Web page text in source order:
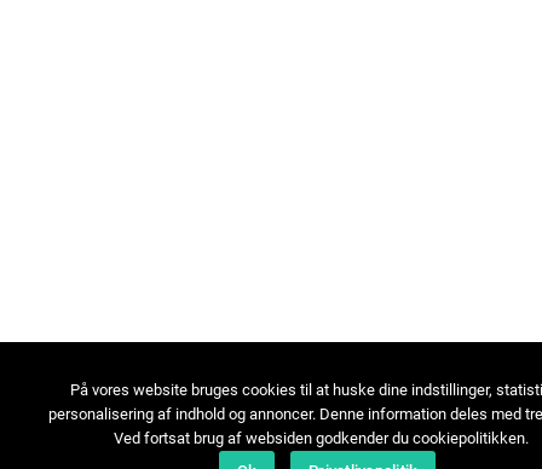
På vores website bruges cookies til at huske dine indstillinger,
personalisering af indhold og annoncer. Denne information deles med
Ved fortsat brug af websiden godkender du cookiepolitikken.